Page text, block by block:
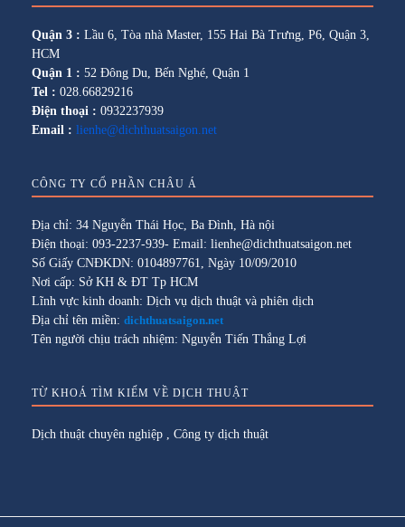
Quận 3 : Lầu 6, Tòa nhà Master, 155 Hai Bà Trưng, P6, Quận 3,
HCM
Quận 1 : 52 Đông Du, Bến Nghé, Quận 1
Tel : 028.66829216
Điện thoại : 0932237939
Email : lienhe@dichthuatsaigon.net
CÔNG TY CỔ PHẦN CHÂU Á
Địa chỉ: 34 Nguyễn Thái Học, Ba Đình, Hà nội
Điện thoại: 093-2237-939- Email: lienhe@dichthuatsaigon.net
Số Giấy CNĐKDN: 0104897761, Ngày 10/09/2010
Nơi cấp: Sở KH & ĐT Tp HCM
Lĩnh vực kinh doanh: Dịch vụ dịch thuật và phiên dịch
Địa chỉ tên miền: dichthuatsaigon.net
Tên người chịu trách nhiệm: Nguyễn Tiến Thắng Lợi
TỪ KHOÁ TÌM KIẾM VỀ DỊCH THUẬT
Dịch thuật chuyên nghiệp Công ty dịch thuật